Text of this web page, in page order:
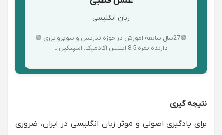
زبان انگلیسی
🟢27سال سابقه اموزش در حوزه تدریس و سوپروایزری 🟢
دارنده نمره 8.5 ایلتس اکادمیک. اسپیکین...
نتیجه گیری
برای یادگیری اصولی و موثر زبان انگلیسی در ایران، ضروری